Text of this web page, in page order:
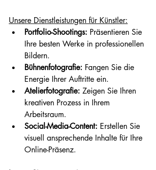
Unsere Dienstleistungen für Künstler:
Portfolio-Shootings: Präsentieren Sie
Ihre besten Werke in professionellen
Bildern.
Bühnenfotografie: Fangen Sie die
Energie Ihrer Auftritte ein.
Atelierfotografie: Zeigen Sie Ihren
kreativen Prozess in Ihrem
Arbeitsraum.
Social-Media-Content: Erstellen Sie
visuell ansprechende Inhalte für Ihre
Online-Präsenz.